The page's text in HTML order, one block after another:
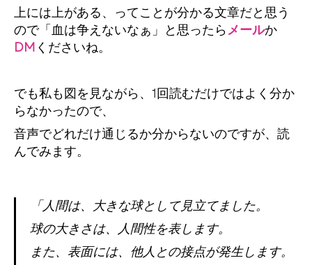
上には上がある、ってことが分かる文章だと思う
ので「血は争えないなぁ」と思ったらメールか
DMくださいね。
でも私も図を見ながら、1回読むだけではよく分か
らなかったので、
音声でどれだけ通じるか分からないのですが、読
んでみます。
「人間は、大きな球として見立てました。
球の大きさは、人間性を表します。
また、表面には、他人との接点が発生します。